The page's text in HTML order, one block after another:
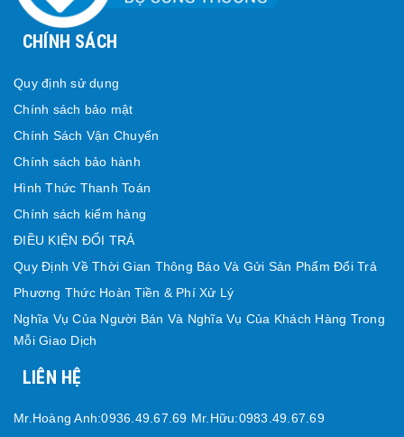
CHÍNH SÁCH
Quy định sử dụng
Chính sách bảo mật
Chính Sách Vận Chuyển
Chính sách bảo hành
Hình Thức Thanh Toán
Chính sách kiểm hàng
ĐIỀU KIỆN ĐỔI TRẢ
Quy Định Về Thời Gian Thông Báo Và Gửi Sản Phẩm Đổi Trả
Phương Thức Hoàn Tiền & Phí Xử Lý
Nghĩa Vụ Của Người Bán Và Nghĩa Vụ Của Khách Hàng Trong
Mỗi Giao Dịch
LIÊN HỆ
Mr.Hoàng Anh:0936.49.67.69 Mr.Hữu:0983.49.67.69